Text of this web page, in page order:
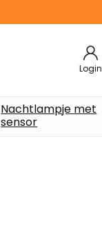
Login
Nachtlampje met
sensor